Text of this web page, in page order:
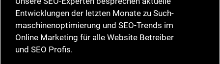
Entwicklungen der letzten Monate zu Such­
maschinen­optimierung und SEO-Trends im
Online Marketing für alle Website Betreiber
und SEO Profis.